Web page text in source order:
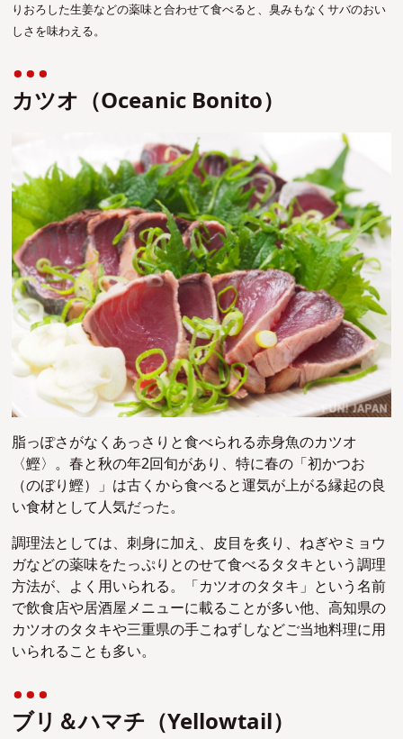
りおろした生姜などの薬味と合わせて食べると、臭みもなくサバのおい
しさを味わえる。
カツオ（Oceanic Bonito）
脂っぽさがなくあっさりと食べられる赤身魚のカツオ
〈鰹〉。春と秋の年2回旬があり、特に春の「初かつお
（のぼり鰹）」は古くから食べると運気が上がる縁起の良
い食材として人気だった。
調理法としては、刺身に加え、皮目を炙り、ねぎやミョウ
ガなどの薬味をたっぷりとのせて食べるタタキという調理
方法が、よく用いられる。「カツオのタタキ」という名前
で飲食店や居酒屋メニューに載ることが多い他、高知県の
カツオのタタキや三重県の手こねずしなどご当地料理に用
いられることも多い。
ブリ＆ハマチ（Yellowtail）